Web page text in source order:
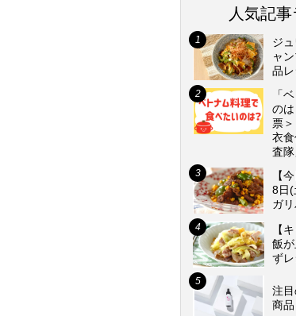
人気記
ジ
ャ
品
「
の
票
衣
査隊
【
8日(
ガリ
【
飯
ず
注目
商品